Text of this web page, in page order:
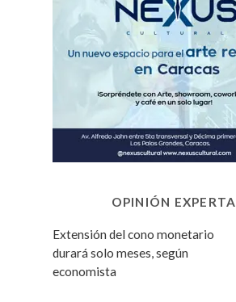
OPINIÓN EXPERTA
Extensión del cono monetario
durará solo meses, según
economista